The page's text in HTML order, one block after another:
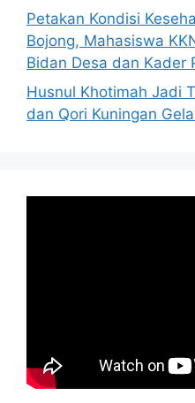
Petakan Kondisi
Bojong, Mahasiswa
Bidan Desa dan Kader
Husnul Khotimah Jadi
dan Qori Kuningan